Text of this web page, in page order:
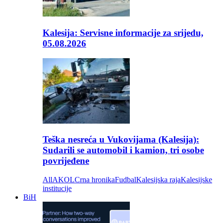
Kalesija: Servisne informacije za srijedu,
05.08.2026
Teška nesreća u Vukovijama (Kalesija):
Sudarili se automobil i kamion, tri osobe
povrijeđene
AllAKOLCrna hronikaFudbalKalesijska rajaKalesijske
institucije
BiH